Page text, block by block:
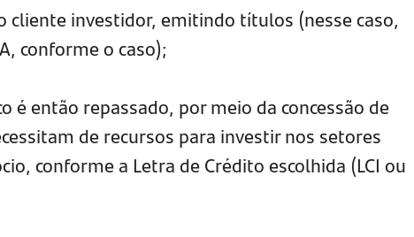
cliente investidor, emitindo títulos (nesse caso,
conforme o caso);
é então repassado, por meio da concessão de
de recursos para investir nos setores
conforme a Letra de Crédito escolhida (LCI ou